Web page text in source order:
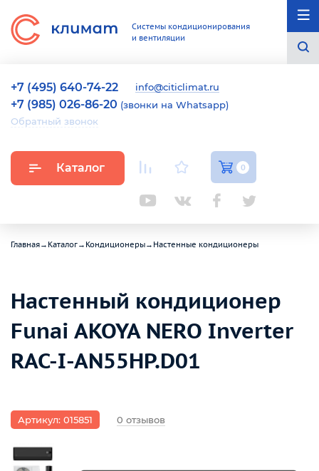
Системы кондиционирования
и вентиляции
+7 (495) 640-74-22 info@citiclimat.ru
+7 (985) 026-86-20 (звонки на Whatsapp)
Обратный звонок
Каталог 0
Главная→ Каталог→ Кондиционеры→ Настенные кондиционеры
Настенный кондиционер
Funai AKOYA NERO Inverter
RAC-I-AN55HP.D01
Артикул: 015851 0 отзывов